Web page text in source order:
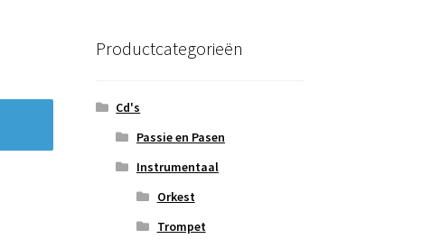
Productcategorieën
Cd's
Passie en Pasen
Instrumentaal
Orkest
Trompet